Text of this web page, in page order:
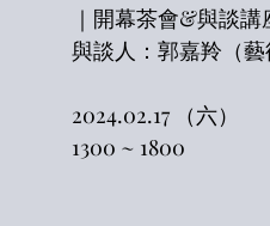
｜開幕茶會&與談講
與談人：郭嘉羚（藝
2024.02.17 （六）
1300 ~ 1800